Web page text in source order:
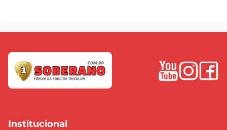
Institucional